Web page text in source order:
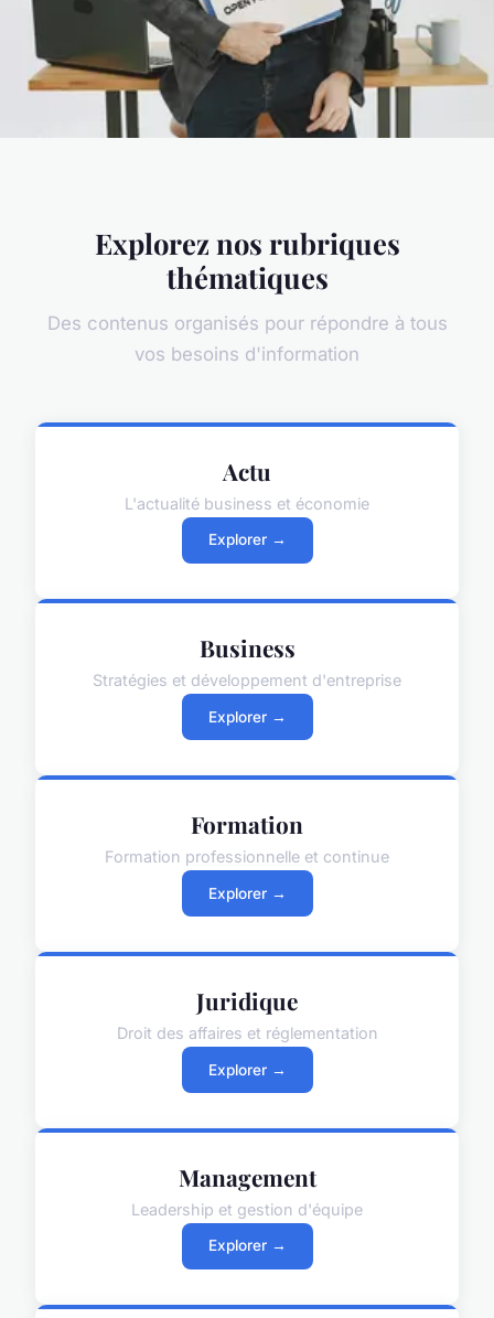
Explorez nos rubriques
thématiques
Des contenus organisés pour répondre à tous
vos besoins d'information
Actu
L'actualité business et économie
Explorer →
Business
Stratégies et développement d'entreprise
Explorer →
Formation
Formation professionnelle et continue
Explorer →
Juridique
Droit des affaires et réglementation
Explorer →
Management
Leadership et gestion d'équipe
Explorer →